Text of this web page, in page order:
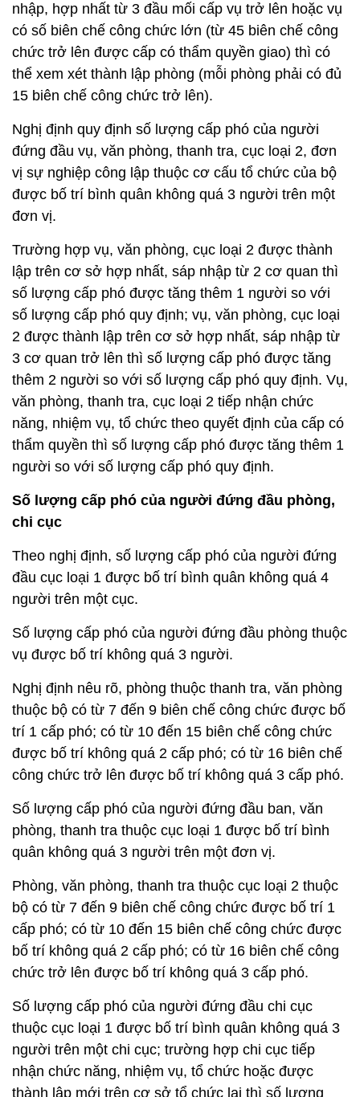
nhập, hợp nhất từ 3 đầu mối cấp vụ trở lên hoặc vụ
có số biên chế công chức lớn (từ 45 biên chế công
chức trở lên được cấp có thẩm quyền giao) thì có
thể xem xét thành lập phòng (mỗi phòng phải có đủ
15 biên chế công chức trở lên).
Nghị định quy định số lượng cấp phó của người
đứng đầu vụ, văn phòng, thanh tra, cục loại 2, đơn
vị sự nghiệp công lập thuộc cơ cấu tổ chức của bộ
được bố trí bình quân không quá 3 người trên một
đơn vị.
Trường hợp vụ, văn phòng, cục loại 2 được thành
lập trên cơ sở hợp nhất, sáp nhập từ 2 cơ quan thì
số lượng cấp phó được tăng thêm 1 người so với
số lượng cấp phó quy định; vụ, văn phòng, cục loại
2 được thành lập trên cơ sở hợp nhất, sáp nhập từ
3 cơ quan trở lên thì số lượng cấp phó được tăng
thêm 2 người so với số lượng cấp phó quy định. Vụ,
văn phòng, thanh tra, cục loại 2 tiếp nhận chức
năng, nhiệm vụ, tổ chức theo quyết định của cấp có
thẩm quyền thì số lượng cấp phó được tăng thêm 1
người so với số lượng cấp phó quy định.
Số lượng cấp phó của người đứng đầu phòng,
chi cục
Theo nghị định, số lượng cấp phó của người đứng
đầu cục loại 1 được bố trí bình quân không quá 4
người trên một cục.
Số lượng cấp phó của người đứng đầu phòng thuộc
vụ được bố trí không quá 3 người.
Nghị định nêu rõ, phòng thuộc thanh tra, văn phòng
thuộc bộ có từ 7 đến 9 biên chế công chức được bố
trí 1 cấp phó; có từ 10 đến 15 biên chế công chức
được bố trí không quá 2 cấp phó; có từ 16 biên chế
công chức trở lên được bố trí không quá 3 cấp phó.
Số lượng cấp phó của người đứng đầu ban, văn
phòng, thanh tra thuộc cục loại 1 được bố trí bình
quân không quá 3 người trên một đơn vị.
Phòng, văn phòng, thanh tra thuộc cục loại 2 thuộc
bộ có từ 7 đến 9 biên chế công chức được bố trí 1
cấp phó; có từ 10 đến 15 biên chế công chức được
bố trí không quá 2 cấp phó; có từ 16 biên chế công
chức trở lên được bố trí không quá 3 cấp phó.
Số lượng cấp phó của người đứng đầu chi cục
thuộc cục loại 1 được bố trí bình quân không quá 3
người trên một chi cục; trường hợp chi cục tiếp
nhận chức năng, nhiệm vụ, tổ chức hoặc được
thành lập mới trên cơ sở tổ chức lại thì số lượng